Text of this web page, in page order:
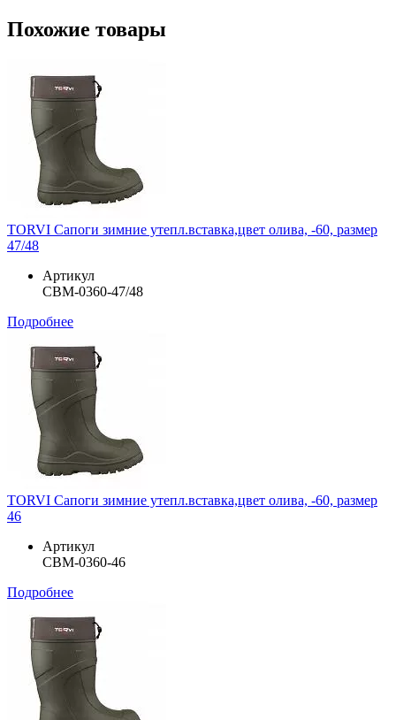
Похожие товары
TORVI Сапоги зимние утепл.вставка,цвет олива, -60, размер
47/48
Артикул
СВМ-0360-47/48
Подробнее
TORVI Сапоги зимние утепл.вставка,цвет олива, -60, размер
46
Артикул
СВМ-0360-46
Подробнее